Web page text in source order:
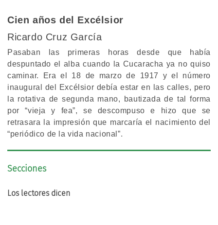
Cien años del Excélsior
Ricardo Cruz García
Pasaban las primeras horas desde que había
despuntado el alba cuando la Cucaracha ya no quiso
caminar. Era el 18 de marzo de 1917 y el número
inaugural del Excélsior debía estar en las calles, pero
la rotativa de segunda mano, bautizada de tal forma
por “vieja y fea”, se descompuso e hizo que se
retrasara la impresión que marcaría el nacimiento del
“periódico de la vida nacional”.
Secciones
Los lectores dicen